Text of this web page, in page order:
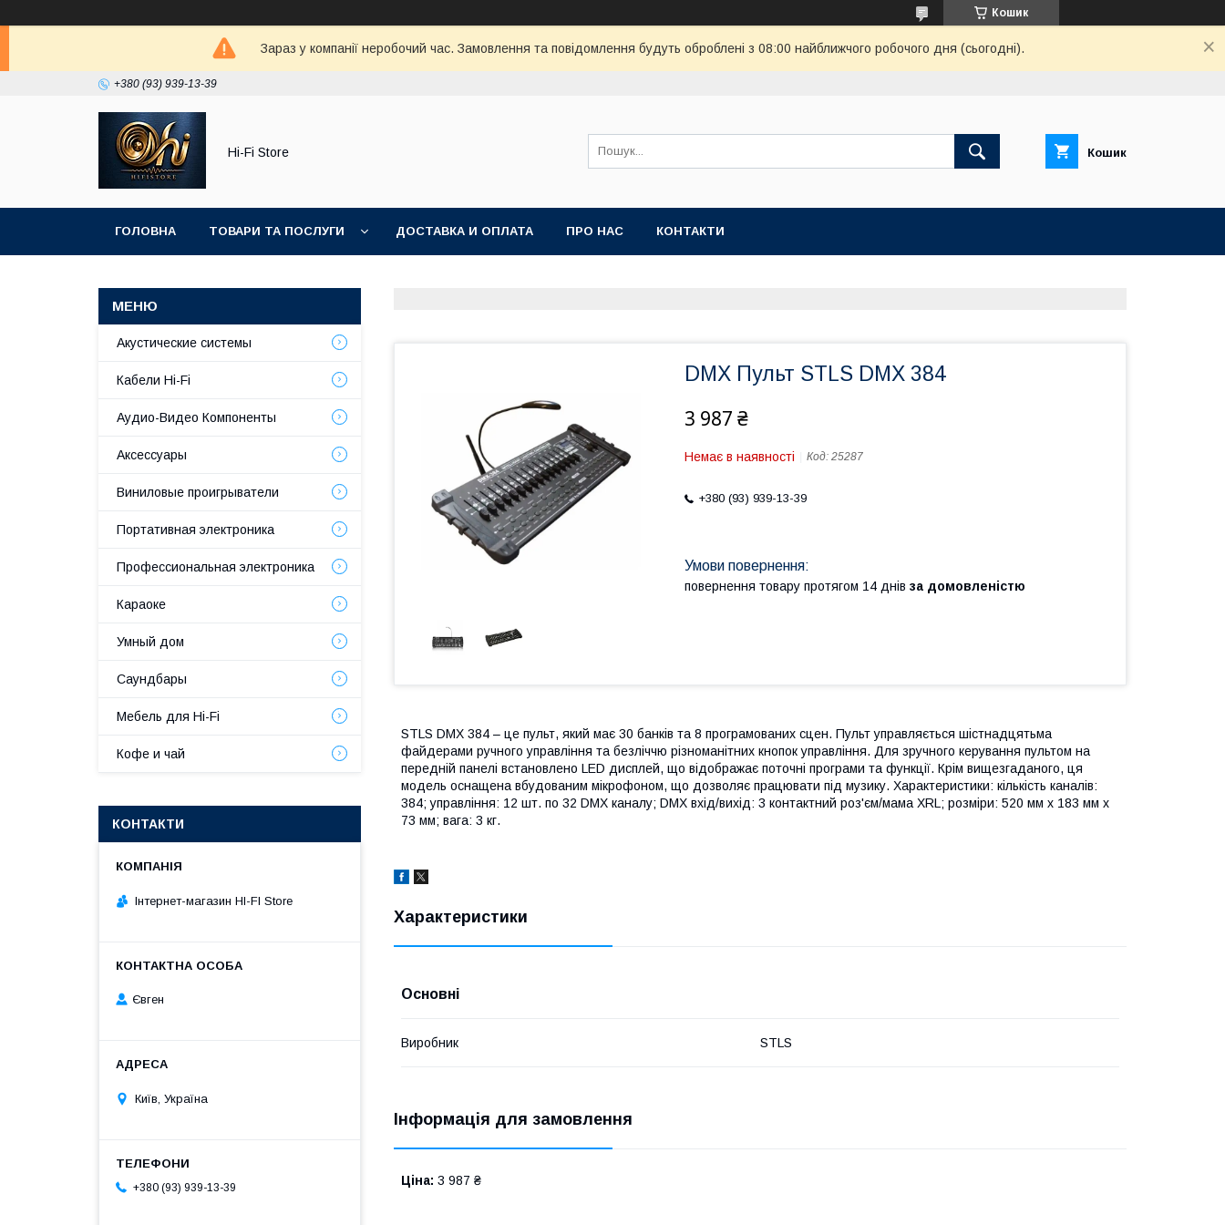
Кошик
Зараз у компанії неробочий час. Замовлення та повідомлення будуть оброблені з 08:00 найближчого робочого дня (сьогодні).
+380 (93) 939-13-39
Hi-Fi Store Кошик
ГОЛОВНА ТОВАРИ ТА ПОСЛУГИ ДОСТАВКА И ОПЛАТА ПРО НАС КОНТАКТИ
DMX Пульт STLS DMX 384
3 987 ₴
Немає в наявності Код: 25287
+380 (93) 939-13-39
повернення товару протягом 14 днів за домовленістю
STLS DMX 384 – це пульт, який має 30 банків та 8 програмованих сцен. Пульт управляється шістнадцятьма
файдерами ручного управління та безліччю різноманітних кнопок управління. Для зручного керування пультом на
передній панелі встановлено LED дисплей, що відображає поточні програми та функції. Крім вищезгаданого, ця
модель оснащена вбудованим мікрофоном, що дозволяє працювати під музику. Характеристики: кількість каналів:
384; управління: 12 шт. по 32 DMX каналу; DMX вхід/вихід: 3 контактний роз'єм/мама XRL; розміри: 520 мм х 183 мм х
73 мм; вага: 3 кг.
Характеристики
Основні
Виробник STLS
Інформація для замовлення
Ціна: 3 987 ₴
Акустические системы
Кабели Hi-Fi
Аудио-Видео Компоненты
Аксессуары
Виниловые проигрыватели
Портативная электроника
Профессиональная электроника
Караоке
Умный дом
Саундбары
Мебель для Hi-Fi
Кофе и чай
КОНТАКТИ
Інтернет-магазин HI-FI Store
Євген
Київ, Україна
+380 (93) 939-13-39